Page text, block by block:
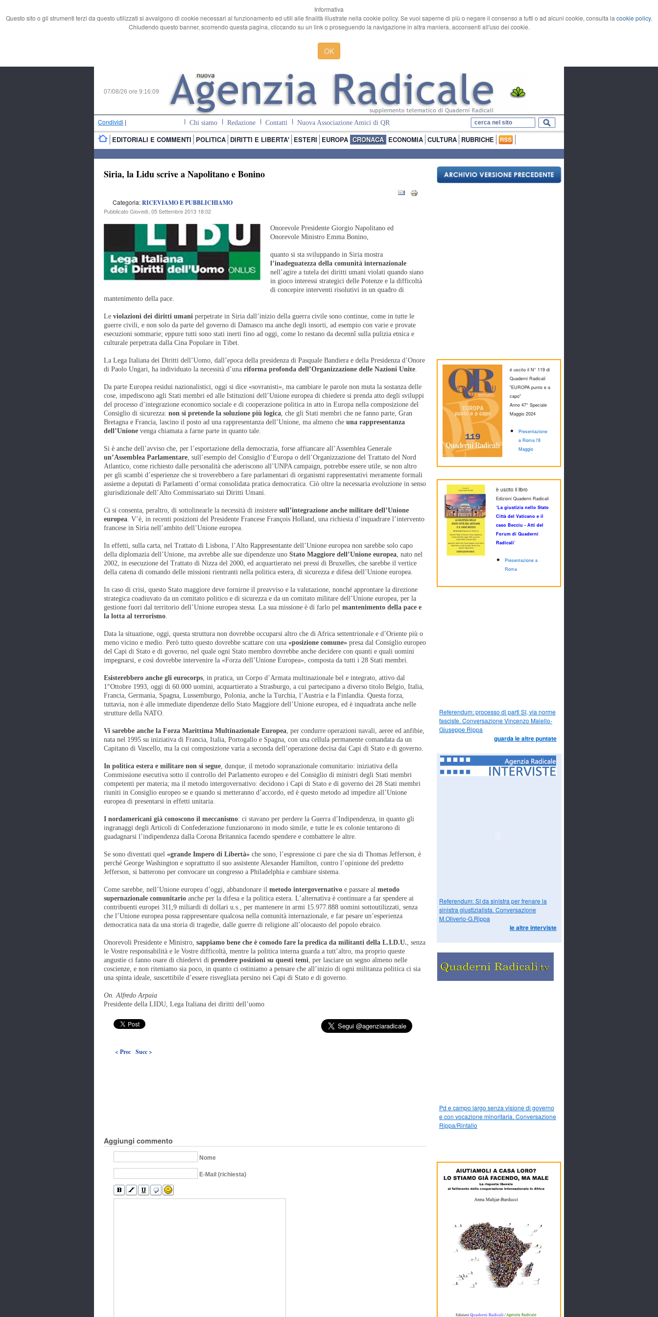
Informativa
Questo sito o gli strumenti terzi da questo utilizzati si avvalgono di cookie necessari al funzionamento ed utili alle finalità illustrate nella cookie policy. Se vuoi saperne di più o negare il consenso a tutti o ad alcuni cookie, consulta la cookie policy.
Chiudendo questo banner, scorrendo questa pagina, cliccando su un link o proseguendo la navigazione in altra maniera, acconsenti all'uso dei cookie.
OK
07/08/26 ore 9:16:10
Condividi | Chi siamo Redazione Contatti Nuova Associazione Amici di QR
EDITORIALI E COMMENTI POLITICA DIRITTI E LIBERTA' ESTERI EUROPA CRONACA ECONOMIA CULTURA RUBRICHE
Siria, la Lidu scrive a Napolitano e Bonino
Categoria:RICEVIAMO E PUBBLICHIAMO
Pubblicato Giovedì, 05 Settembre 2013 18:02
Onorevole Presidente Giorgio Napolitano ed
Onorevole Ministro Emma Bonino,
quanto si sta sviluppando in Siria mostra
l’inadeguatezza della comunità internazionale
nell’agire a tutela dei diritti umani violati quando siano
in gioco interessi strategici delle Potenze e la difficoltà
di concepire interventi risolutivi in un quadro di
mantenimento della pace.
Le violazioni dei diritti umani perpetrate in Siria dall’inizio della guerra civile sono continue, come in tutte le
guerre civili, e non solo da parte del governo di Damasco ma anche degli insorti, ad esempio con varie e provate
esecuzioni sommarie; eppure tutti sono stati inerti fino ad oggi, come lo restano da decennî sulla pulizia etnica e
culturale perpetrata dalla Cina Popolare in Tibet.
La Lega Italiana dei Diritti dell’Uomo, dall’epoca della presidenza di Pasquale Bandiera e della Presidenza d’Onore
di Paolo Ungari, ha individuato la necessità d’una riforma profonda dell’Organizzazione delle Nazioni Unite.
Da parte Europea residui nazionalistici, oggi si dice «sovranisti», ma cambiare le parole non muta la sostanza delle
cose, impediscono agli Stati membri ed alle Istituzioni dell’Unione europea di chiedere si prenda atto degli sviluppi
del processo d’integrazione economico sociale e di cooperazione politica in atto in Europa nella composizione del
Consiglio di sicurezza: non si pretende la soluzione più logica, che gli Stati membri che ne fanno parte, Gran
Bretagna e Francia, lascino il posto ad una rappresentanza dell’Unione, ma almeno che una rappresentanza
dell’Unione venga chiamata a farne parte in quanto tale.
Si è anche dell’avviso che, per l’esportazione della democrazia, forse affiancare all’Assemblea Generale
un’Assemblea Parlamentare, sull’esempio del Consiglio d’Europa o dell’Organizzazione del Trattato del Nord
Atlantico, come richiesto dalle personalità che aderiscono all’UNPA campaign, potrebbe essere utile, se non altro
per gli scambi d’esperienze che si troverebbero a fare parlamentari di organismi rappresentativi meramente formali
assieme a deputati di Parlamenti d’ormai consolidata pratica democratica. Ciò oltre la necessaria evoluzione in senso
giurisdizionale dell’Alto Commissariato sui Diritti Umani.
Ci si consenta, peraltro, di sottolinearle la necessità di insistere sull’integrazione anche militare dell’Unione
europea. V’è, in recenti posizioni del Presidente Francese François Holland, una richiesta d’inquadrare l’intervento
francese in Siria nell’ambito dell’Unione europea.
In effetti, sulla carta, nel Trattato di Lisbona, l’Alto Rappresentante dell’Unione europea non sarebbe solo capo
della diplomazia dell’Unione, ma avrebbe alle sue dipendenze uno Stato Maggiore dell’Unione europea, nato nel
2002, in esecuzione del Trattato di Nizza del 2000, ed acquartierato nei pressi di Bruxelles, che sarebbe il vertice
della catena di comando delle missioni rientranti nella politica estera, di sicurezza e difesa dell’Unione europea.
In caso di crisi, questo Stato maggiore deve fornirne il preavviso e la valutazione, nonché approntare la direzione
strategica coadiuvato da un comitato politico e di sicurezza e da un comitato militare dell’Unione europea, per la
gestione fuori dal territorio dell’Unione europea stessa. La sua missione è di farlo pel mantenimento della pace e
la lotta al terrorismo.
Data la situazione, oggi, questa struttura non dovrebbe occuparsi altro che di Africa settentrionale e d’Oriente più o
meno vicino e medio. Però tutto questo dovrebbe scattare con una «posizione comune» presa dal Consiglio europeo
del Capi di Stato e di governo, nel quale ogni Stato membro dovrebbe anche decidere con quanti e quali uomini
impegnarsi, e così dovrebbe intervenire la «Forza dell’Unione Europea», composta da tutti i 28 Stati membri.
Esisterebbero anche gli eurocorps, in pratica, un Corpo d’Armata multinazionale bel e integrato, attivo dal
1°Ottobre 1993, oggi di 60.000 uomini, acquartierato a Strasburgo, a cui partecipano a diverso titolo Belgio, Italia,
Francia, Germania, Spagna, Lussemburgo, Polonia, anche la Turchia, l’Austria e la Finlandia. Questa forza,
tuttavia, non è alle immediate dipendenze dello Stato Maggiore dell’Unione europea, ed è inquadrata anche nelle
strutture della NATO.
Vi sarebbe anche la Forza Marittima Multinazionale Europea, per condurre operazioni navali, aeree ed anfibie,
nata nel 1995 su iniziativa di Francia, Italia, Portogallo e Spagna, con una cellula permanente comandata da un
Capitano di Vascello, ma la cui composizione varia a seconda dell’operazione decisa dai Capi di Stato e di governo.
In politica estera e militare non si segue, dunque, il metodo sopranazionale comunitario: iniziativa della
Commissione esecutiva sotto il controllo del Parlamento europeo e del Consiglio di ministri degli Stati membri
competenti per materia; ma il metodo intergovernativo: decidono i Capi di Stato e di governo dei 28 Stati membri
riuniti in Consiglio europeo se e quando si metteranno d’accordo, ed è questo metodo ad impedire all’Unione
europea di presentarsi in effetti unitaria.
I nordamericani già conoscono il meccanismo: ci stavano per perdere la Guerra d’Indipendenza, in quanto gli
ingranaggi degli Articoli di Confederazione funzionarono in modo simile, e tutte le ex colonie tentarono di
guadagnarsi l’indipendenza dalla Corona Britannica facendo spendere e combattere le altre.
Se sono diventati quel «grande Impero di Libertà» che sono, l’espressione ci pare che sia di Thomas Jefferson, è
perché George Washington e soprattutto il suo assistente Alexander Hamilton, contro l’opinione del predetto
Jefferson, si batterono per convocare un congresso a Philadelphia e cambiare sistema.
Come sarebbe, nell’Unione europea d’oggi, abbandonare il metodo intergovernativo e passare al metodo
supernazionale comunitario anche per la difesa e la politica estera. L’alternativa è continuare a far spendere ai
contribuenti europei 311,9 miliardi di dollari u.s., per mantenere in armi 15.977.888 uomini sottoutilizzati, senza
che l’Unione europea possa rappresentare qualcosa nella comunità internazionale, e far pesare un’esperienza
democratica nata da una storia di tragedie, dalle guerre di religione all’olocausto del popolo ebraico.
Onorevoli Presidente e Ministro, sappiamo bene che è comodo fare la predica da militanti della L.I.D.U., senza
le Vostre responsabilità e le Vostre difficoltà, mentre la politica interna guarda a tutt’altro, ma proprio queste
angustie ci fanno osare di chiedervi di prendere posizioni su questi temi, per lasciare un segno almeno nelle
coscienze, e non riteniamo sia poco, in quanto ci ostiniamo a pensare che all’inizio di ogni militanza politica ci sia
una spinta ideale, suscettibile d’essere risvegliata persino nei Capi di Stato e di governo.
On. Alfredo Arpaia
Presidente della LIDU, Lega Italiana dei diritti dell’uomo
< Prec Succ >
Aggiungi commento
Nome
E-Mail (richiesta)
é uscito il N° 119 di
Quaderni Radicali
"EUROPA punto e a
capo"
Anno 47° Speciale
Maggio 2024
Presentazione
a Roma l'8
Maggio
è uscito il libro
Edizioni Quaderni Radicali
‘La giustizia nello Stato
Città del Vaticano e il
caso Becciu - Atti del
Forum di Quaderni
Radicali’
Presentazione a
Roma
Referendum: processo di parti SI, via norme
fasciste. Conversazione Vincenzo Maiello-
Giuseppe Rippa
guarda le altre puntate
Referendum: SI da sinistra per frenare la
sinistra giustizialista. Conversazione
M.Oliverio-G.Rippa
le altre interviste
Pd e campo largo senza visione di governo
e con vocazione minoritaria. Conversazione
Rippa/Rintallo